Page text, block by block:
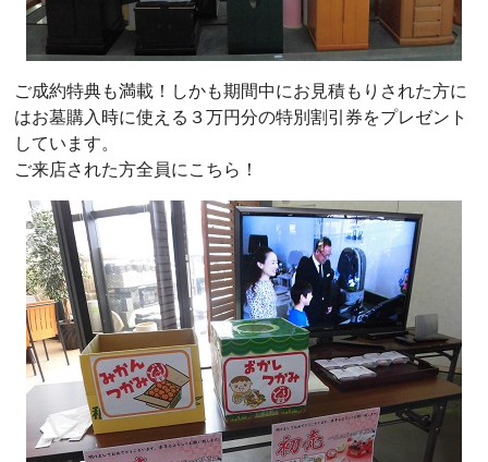
ご成約特典も満載！しかも期間中にお見積もりされた方に
はお墓購入時に使える３万円分の特別割引券をプレゼント
しています。
ご来店された方全員にこちら！